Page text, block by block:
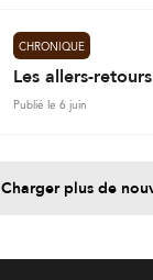
CHRONIQUE
Les allers-
Publié le 6 juin
Charger plus de